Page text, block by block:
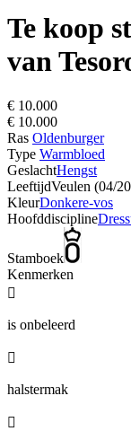
Te koop
van
€ 10.000
€ 10.000
Ras Oldenburger
Type Warmbloed
GeslachtHengst
LeeftijdVeulen (04/
KleurDonkere-vos
Hoofddiscipline
Stamboek
Kenmerken

is onbeleerd

halstermak
